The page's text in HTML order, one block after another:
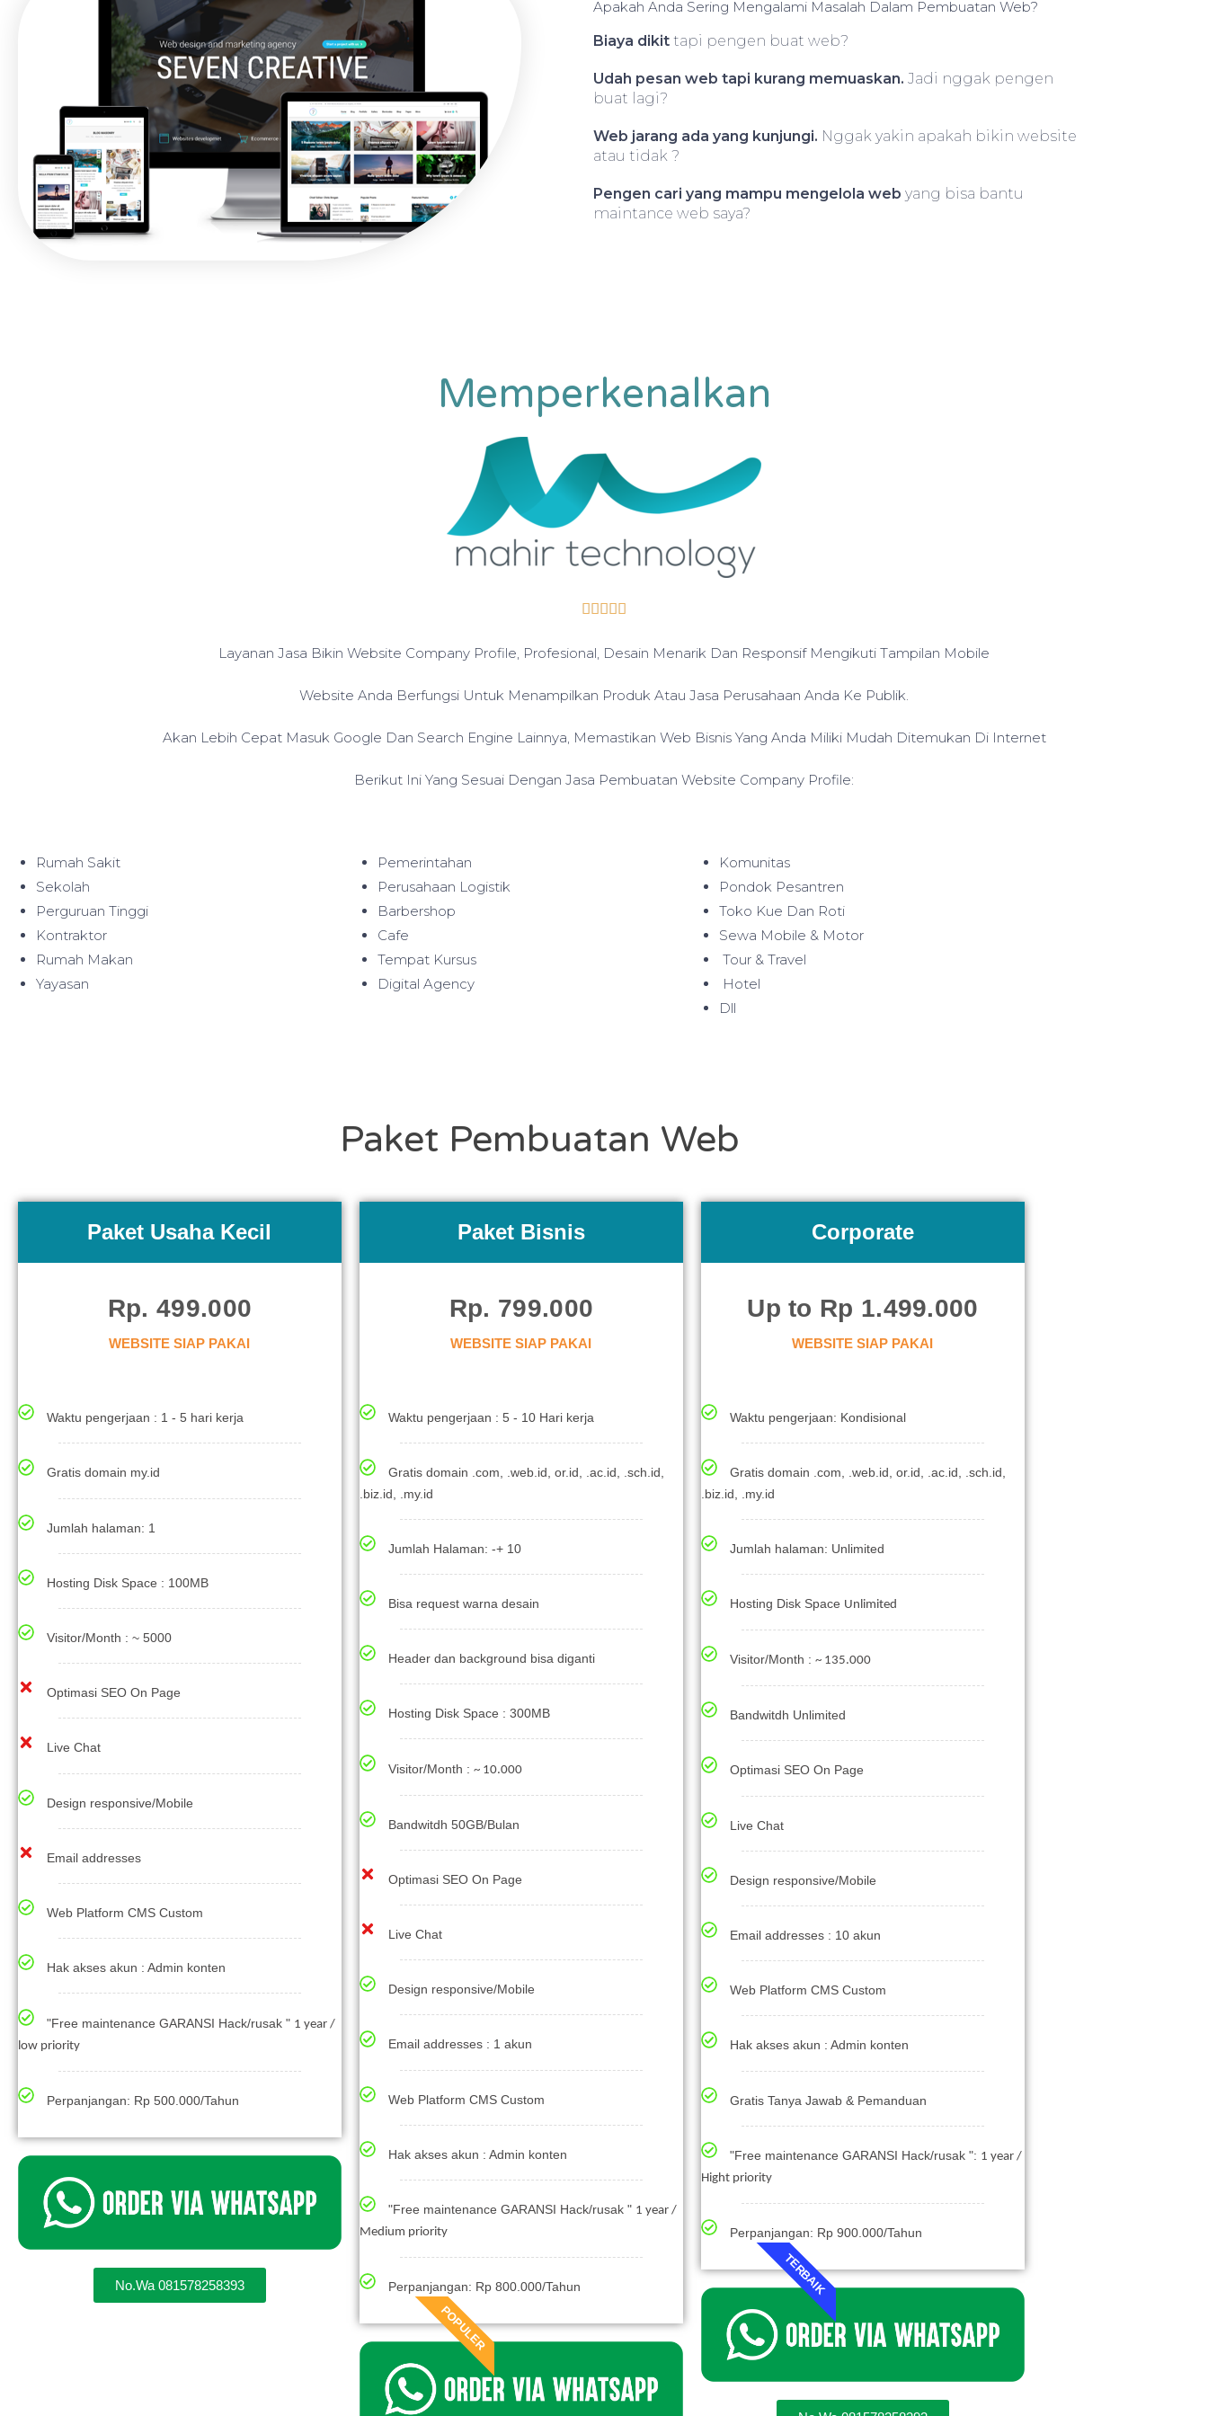
Apakah Anda Sering Mengalami Masalah Dalam Pembuatan Web?
Biaya dikit tapi pengen buat web?
Udah pesan web tapi kurang memuaskan. Jadi nggak pengen
buat lagi?
Web jarang ada yang kunjungi. Nggak yakin apakah bikin website
atau tidak ?
Pengen cari yang mampu mengelola web yang bisa bantu
maintance web saya?
Memperkenalkan
    
Layanan Jasa Bikin Website Company Profile, Profesional, Desain Menarik Dan Responsif Mengikuti Tampilan Mobile
Website Anda Berfungsi Untuk Menampilkan Produk Atau Jasa Perusahaan Anda Ke Publik.
Akan Lebih Cepat Masuk Google Dan Search Engine Lainnya, Memastikan Web Bisnis Yang Anda Miliki Mudah Ditemukan Di Internet
Berikut Ini Yang Sesuai Dengan Jasa Pembuatan Website Company Profile:
Rumah Sakit
Sekolah
Perguruan Tinggi
Kontraktor
Rumah Makan
Yayasan
Pemerintahan
Perusahaan Logistik
Barbershop
Cafe
Tempat Kursus
Digital Agency
Komunitas
Pondok Pesantren
Toko Kue Dan Roti
Sewa Mobile & Motor
Tour & Travel
Hotel
Dll
Paket Pembuatan Web
Paket Usaha Kecil
Rp. 499.000
WEBSITE SIAP PAKAI
Waktu pengerjaan : 1 - 5 hari kerja
Gratis domain my.id
Jumlah halaman: 1
Hosting Disk Space : 100MB
Visitor/Month : ~ 5000
Optimasi SEO On Page
Live Chat
Design responsive/Mobile
Email addresses
Web Platform CMS Custom
Hak akses akun : Admin konten
"Free maintenance GARANSI Hack/rusak " 1 year /
low priority
Perpanjangan: Rp 500.000/Tahun
No.Wa 081578258393
Paket Bisnis
Rp. 799.000
WEBSITE SIAP PAKAI
Waktu pengerjaan : 5 - 10 Hari kerja
Gratis domain .com, .web.id, or.id, .ac.id, .sch.id,
.biz.id, .my.id
Jumlah Halaman: -+ 10
Bisa request warna desain
Header dan background bisa diganti
Hosting Disk Space : 300MB
Visitor/Month :~ 10.000
Bandwitdh 50GB/Bulan
Optimasi SEO On Page
Live Chat
Design responsive/Mobile
Email addresses : 1 akun
Web Platform CMS Custom
Hak akses akun : Admin konten
"Free maintenance GARANSI Hack/rusak " 1 year /
Medium priority
Perpanjangan: Rp 800.000/Tahun
POPULER
Corporate
Up to Rp 1.499.000
WEBSITE SIAP PAKAI
Waktu pengerjaan: Kondisional
Gratis domain .com, .web.id, or.id, .ac.id, .sch.id,
.biz.id, .my.id
Jumlah halaman: Unlimited
Hosting Disk Space Unlimited
Visitor/Month :~ 135.000
Bandwitdh Unlimited
Optimasi SEO On Page
Live Chat
Design responsive/Mobile
Email addresses : 10 akun
Web Platform CMS Custom
Hak akses akun : Admin konten
Gratis Tanya Jawab & Pemanduan
"Free maintenance GARANSI Hack/rusak ": 1 year /
Hight priority
Perpanjangan: Rp 900.000/Tahun
TERBAIK